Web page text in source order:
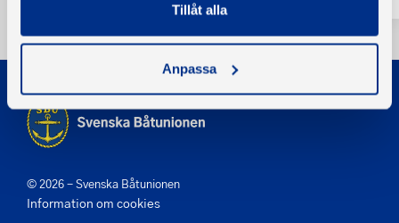
Tillåt alla
Anpassa
© 2026 - Svenska Båtunionen
Information om cookies